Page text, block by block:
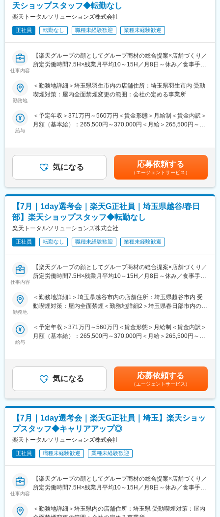
・在庫管理、売り場づくり、POP作成
・KPI管理・数値振り返り
・キャンペーン企画など、集客に向けた取り組み
スタッフ（R CREW）から店長を経てRSV（スーパーバイザー）
へステップアップが可能です。RSV経験後はマネジメントや本部
入社後1年で店長昇格を目指していただきます。
重視し相談しやすい環境◎
7/2（木）17:00～20:30
7/5（日）11:00～14:30
7/14（火）17:00～20:30
7/16（木）17:00～20:30
7/21（火）17:00～20:30
7/23（木）17:00～20:30
※ご応募時、参加可能日時をお知らせください。
・新規契約・機種変更の受付および提案
・料金プラン、楽天ポイント活用、楽天カード、各種サービスの
案内
・スマホの初期設定・データ移行サポート
・問い合わせ対応
◇店舗運営
・店舗での電話応対
・在庫管理、売り場づくり、POP作成
・KPI管理・数値振り返り
・キャンペーン企画など、集客に向けた取り組み
スタッフ（R CREW）から店長を経てRSV（スーパーバイザー）
へステップアップが可能です。RSV経験後はマネジメントや本部
入社後1年で店長昇格を目指していただきます。
重視し相談しやすい環境◎
天ショップスタッフ◆転勤なし
楽天トータルソリューションズ株式会社
正社員 転勤なし 職種未経験歓迎 業種未経験歓迎
仕事内容
【楽天グループの顔としてグループ商材の総合提案×店舗づくり／
所定労働時間7.5H×残業月平均10～15H／月8日～休み／食事手当
楽天モバイルショップに来店されるお客様へ、スマートフォン・
料金プラン・楽天カード・楽天市場・楽天ポイントなど、楽天経
活をより豊かにするトータルサポートを行うポジションです。
・未経験の方も歓迎！充実した研修制度あり
【選考会の概要】
・形式： Web開催（事前に企業セミナー動画をご視聴いただきま
す）
・内容： 面接（25分×2回 現場面接/HR面接）
7/2（木）17:00～20:30
7/5（日）11:00～14:30
7/14（火）17:00～20:30
7/16（木）17:00～20:30
7/21（火）17:00～20:30
7/23（木）17:00～20:30
※ご応募時、参加可能日時をお知らせください。
・新規契約・機種変更の受付および提案
・料金プラン、楽天ポイント活用、楽天カード、各種サービスの
案内
・スマホの初期設定・データ移行サポート
・問い合わせ対応
◇店舗運営
・店舗での電話応対
・在庫管理、売り場づくり、POP作成
・KPI管理・数値振り返り
・キャンペーン企画など、集客に向けた取り組み
スタッフ（R CREW）から店長を経てRSV（スーパーバイザー）
へステップアップが可能です。RSV経験後はマネジメントや本部
入社後1年で店長昇格を目指していただきます。
勤務地
＜勤務地詳細＞埼玉県羽生市内の店舗住所：埼玉県羽生市内 受動
喫煙対策：屋内全面禁煙変更の範囲：会社の定める事業所
給与
＜予定年収＞371万円～560万円＜賃金形態＞月給制＜賃金内訳＞
月額（基本給）：265,500円～370,000円＜月給＞265,500円～
ます。月給(月額)は固定手当を含めた表記です。
気になる 応募依頼する
（エージェントサービス）
【7月｜1day選考会｜楽天G正社員｜埼玉県越谷/春日
部】楽天ショップスタッフ◆転勤なし
楽天トータルソリューションズ株式会社
正社員 転勤なし 職種未経験歓迎 業種未経験歓迎
仕事内容
【楽天グループの顔としてグループ商材の総合提案×店舗づくり／
所定労働時間7.5H×残業月平均10～15H／月8日～休み／食事手当
楽天モバイルショップに来店されるお客様へ、スマートフォン・
料金プラン・楽天カード・楽天市場・楽天ポイントなど、楽天経
活をより豊かにするトータルサポートを行うポジションです。
・未経験の方も歓迎！充実した研修制度あり
【選考会の概要】
・形式： Web開催（事前に企業セミナー動画をご視聴いただきま
す）
・内容： 面接（25分×2回 現場面接/HR面接）
7/2（木）17:00～20:30
7/5（日）11:00～14:30
7/14（火）17:00～20:30
7/16（木）17:00～20:30
7/21（火）17:00～20:30
7/23（木）17:00～20:30
勤務地
＜勤務地詳細1＞埼玉県越谷市内の店舗住所：埼玉県越谷市内 受
動喫煙対策：屋内全面禁煙＜勤務地詳細2＞埼玉県春日部市内の店
囲：会社の定める事業所
給与
＜予定年収＞371万円～560万円＜賃金形態＞月給制＜賃金内訳＞
月額（基本給）：265,500円～370,000円＜月給＞265,500円～
ます。月給(月額)は固定手当を含めた表記です。
気になる 応募依頼する
（エージェントサービス）
【7月｜1day選考会｜楽天G正社員｜埼玉】楽天ショッ
プスタッフ◆キャリアアップ◎
楽天トータルソリューションズ株式会社
正社員 職種未経験歓迎 業種未経験歓迎
仕事内容
【楽天グループの顔としてグループ商材の総合提案×店舗づくり／
所定労働時間7.5H×残業月平均10～15H／月8日～休み／食事手当
楽天モバイルショップに来店されるお客様へ、スマートフォン・
料金プラン・楽天カード・楽天市場・楽天ポイントなど、楽天経
＜勤務地詳細＞埼玉県内の店舗住所：埼玉県 受動喫煙対策：屋内